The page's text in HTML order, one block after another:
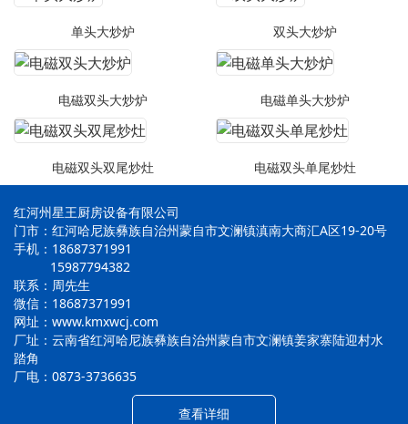
单头大炒炉 双头大炒炉
电磁双头大炒炉 电磁单头大炒炉
电磁双头双尾炒灶 电磁双头单尾炒灶
红河州星王厨房设备有限公司
门市：红河哈尼族彝族自治州蒙自市文澜镇滇南大商汇A区19-20号
手机：18687371991
15987794382
联系：周先生
微信：18687371991
网址：www.kmxwcj.com
厂址：云南省红河哈尼族彝族自治州蒙自市文澜镇姜家寨陆迎村水
踏角
厂电：0873-3736635
查看详细